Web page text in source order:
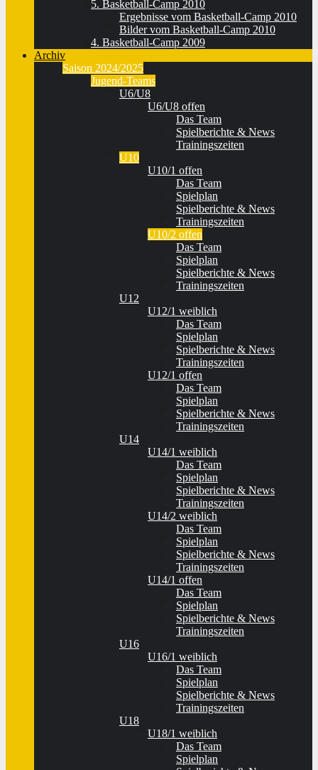
5. Basketball-Camp 2010
Ergebnisse vom Basketball-Camp 2010
Bilder vom Basketball-Camp 2010
4. Basketball-Camp 2009
Archiv
Saison 2024/2025
Jugend-Teams
U6/U8
U6/U8 offen
Das Team
Spielberichte & News
Trainingszeiten
U10
U10/1 offen
Das Team
Spielplan
Spielberichte & News
Trainingszeiten
U10/2 offen
Das Team
Spielplan
Spielberichte & News
Trainingszeiten
U12
U12/1 weiblich
Das Team
Spielplan
Spielberichte & News
Trainingszeiten
U12/1 offen
Das Team
Spielplan
Spielberichte & News
Trainingszeiten
U14
U14/1 weiblich
Das Team
Spielplan
Spielberichte & News
Trainingszeiten
U14/2 weiblich
Das Team
Spielplan
Spielberichte & News
Trainingszeiten
U14/1 offen
Das Team
Spielplan
Spielberichte & News
Trainingszeiten
U16
U16/1 weiblich
Das Team
Spielplan
Spielberichte & News
Trainingszeiten
U18
U18/1 weiblich
Das Team
Spielplan